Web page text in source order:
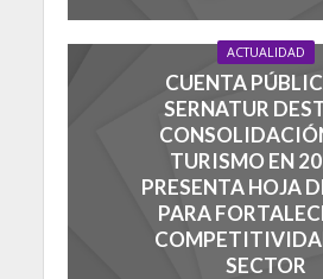
ACTUALIDAD
CUENTA
SERNATUR
TURISMO EN
PRESENTA HOJA
PARA
SECTOR